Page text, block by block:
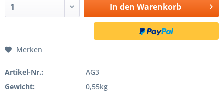
In den Warenkorb
Merken
Artikel-Nr.:
AG3
Gewicht:
0,55kg